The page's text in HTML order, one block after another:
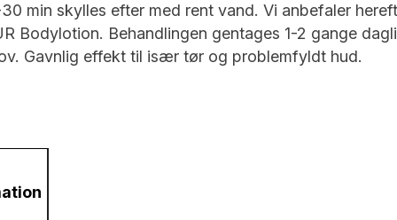
min skylles efter med rent vand. Vi anbefaler
Bodylotion. Behandlingen gentages 1-2 gange
Gavnlig effekt til især tør og problemfyldt hud.